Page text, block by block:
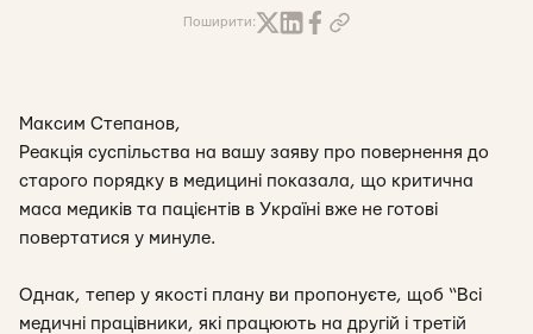
Поширити:
Максим Степанов,
Реакція суспільства на вашу заяву про повернення до
старого порядку в медицині показала, що критична
маса медиків та пацієнтів в Україні вже не готові
повертатися у минуле.
Однак, тепер у якості плану ви пропонуєте, щоб “Всі
медичні працівники, які працюють на другій і третій